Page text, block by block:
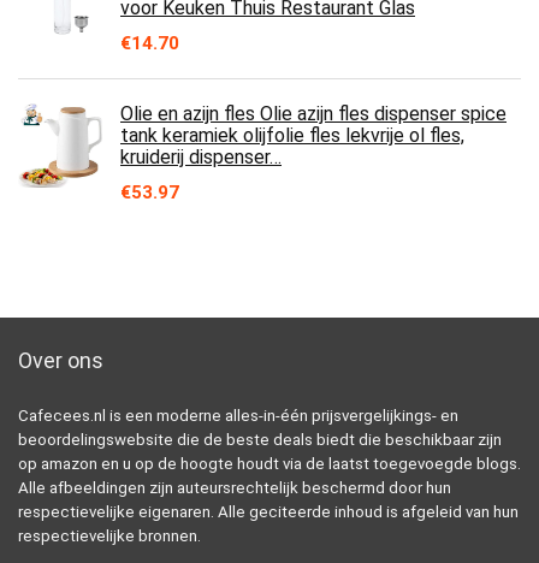
voor Keuken Thuis Restaurant Glas
€14.70
Olie en azijn fles Olie azijn fles dispenser spice
tank keramiek olijfolie fles lekvrije ol fles,
kruiderij dispenser…
€53.97
Over ons
Cafecees.nl is een moderne alles-in-één prijsvergelijkings- en
beoordelingswebsite die de beste deals biedt die beschikbaar zijn
op amazon en u op de hoogte houdt via de laatst toegevoegde blogs.
Alle afbeeldingen zijn auteursrechtelijk beschermd door hun
respectievelijke eigenaren. Alle geciteerde inhoud is afgeleid van hun
respectievelijke bronnen.